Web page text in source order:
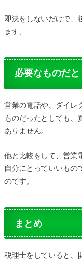
即決をしないだけで、
ます。
必要なものだ
営業の電話や、ダイレ
ものだったとしても、
ありません。
他と比較をして、営業
自分にとっていいもの
のです。
まとめ
税理士をしていると、